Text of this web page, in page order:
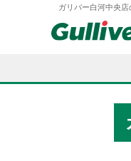
ガリバー白河中央
中古